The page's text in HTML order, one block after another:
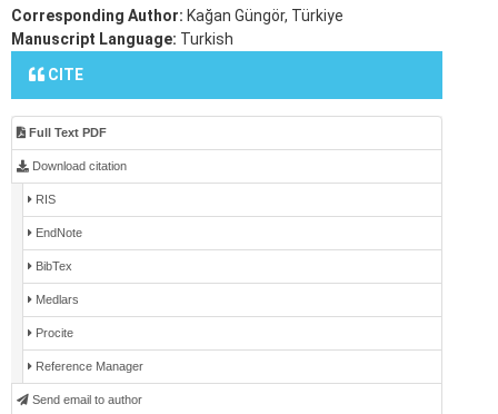
Corresponding Author: Kağan Güngör, Türkiye
Manuscript Language: Turkish
CITE
Full Text PDF
Download citation
RIS
EndNote
BibTex
Medlars
Procite
Reference Manager
Send email to author